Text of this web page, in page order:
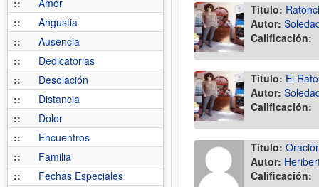
::
Amor
::
Angustia
::
Ausencia
::
Dedicatorias
::
Desolación
::
Distancia
::
Dolor
::
Encuentros
::
Familia
::
Fechas Especiales
Título:
Autor:
Calificación:
Título: El
Autor:
Calificación:
Título:
Autor:
Calificación: